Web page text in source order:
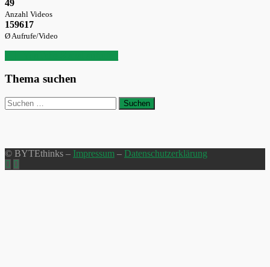
49
Anzahl Videos
159617
Ø Aufrufe/Video
Thema suchen
Suchen
nach:
© BYTEthinks – Impressum – Datenschutzerklärung